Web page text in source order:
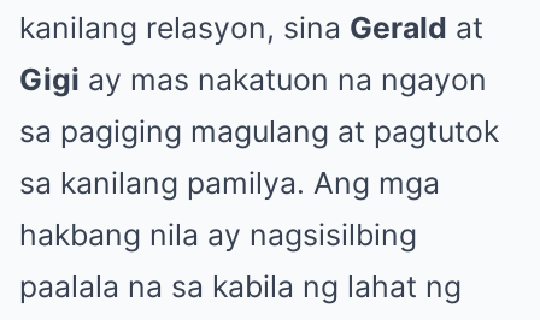
kanilang relasyon, sina Gerald at
Gigi ay mas nakatuon na ngayon
sa pagiging magulang at pagtutok
sa kanilang pamilya. Ang mga
hakbang nila ay nagsisilbing
paalala na sa kabila ng lahat ng